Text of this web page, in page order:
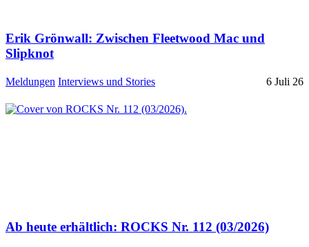
Erik Grönwall: Zwischen Fleetwood Mac und
Slipknot
Meldungen Interviews und Stories 6 Juli 26
Ab heute erhältlich: ROCKS Nr. 112 (03/2026)